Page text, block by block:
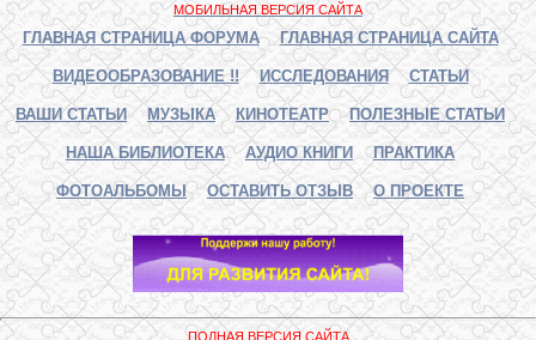
МОБИЛЬНАЯ ВЕРСИЯ САЙТА
ГЛАВНАЯ СТРАНИЦА ФОРУМА ГЛАВНАЯ СТРАНИЦА САЙТА
ВИДЕООБРАЗОВАНИЕ !! ИССЛЕДОВАНИЯ СТАТЬИ
ВАШИ СТАТЬИ МУЗЫКА КИНОТЕАТР ПОЛЕЗНЫЕ СТАТЬИ
НАША БИБЛИОТЕКА АУДИО КНИГИ ПРАКТИКА
ФОТОАЛЬБОМЫ ОСТАВИТЬ ОТЗЫВ О ПРОЕКТЕ
ПОЛНАЯ ВЕРСИЯ САЙТА